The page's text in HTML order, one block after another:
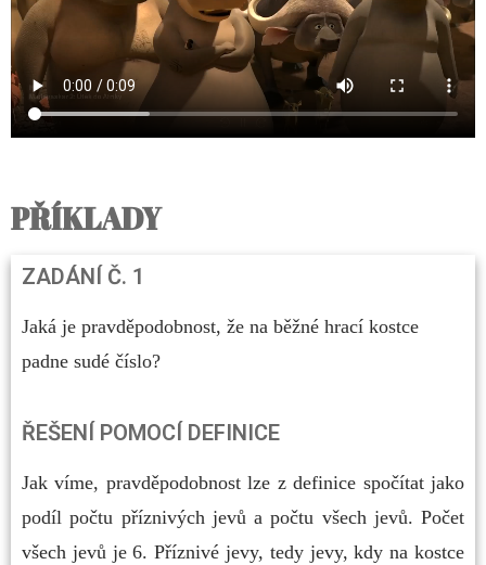
PŘÍKLADY
ZADÁNÍ Č. 1
Jaká je pravděpodobnost, že na běžné hrací kostce
padne sudé číslo?
ŘEŠENÍ POMOCÍ DEFINICE
Jak víme, pravděpodobnost lze z definice spočítat jako
podíl počtu příznivých jevů a počtu všech jevů. Počet
všech jevů je 6. Příznivé jevy, tedy jevy, kdy na kostce